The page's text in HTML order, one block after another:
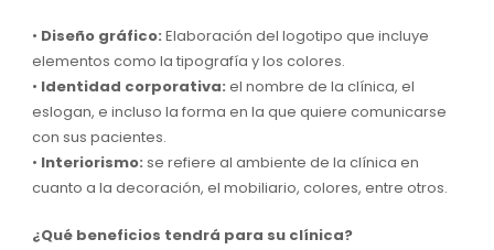
• Diseño gráfico: Elaboración del logotipo que incluye
elementos como la tipografía y los colores.
• Identidad corporativa: el nombre de la clínica, el
eslogan, e incluso la forma en la que quiere comunicarse
con sus pacientes.
• Interiorismo: se refiere al ambiente de la clínica en
cuanto a la decoración, el mobiliario, colores, entre otros.
¿Qué beneficios tendrá para su clínica?